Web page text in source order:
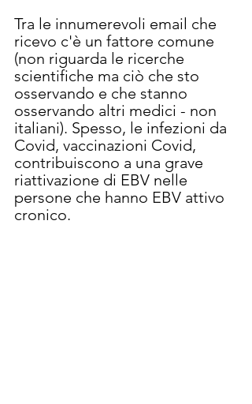
Tra le innumerevoli email che
ricevo c'è un fattore comune
(non riguarda le ricerche
scientifiche ma ciò che sto
osservando e che stanno
osservando altri medici - non
italiani). Spesso, le infezioni da
Covid, vaccinazioni Covid,
contribuiscono a una grave
riattivazione di EBV nelle
persone che hanno EBV attivo
cronico.